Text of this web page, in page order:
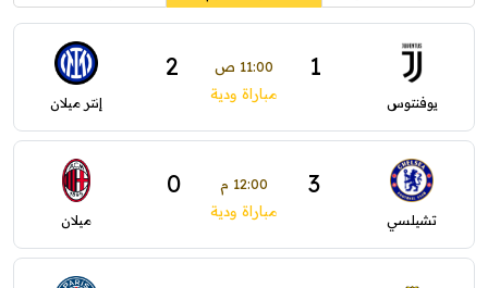
يوفنتوس
1 11:00 ص 2
مباراة ودية إنتر ميلان
تشيلسي
3 12:00 م 0
مباراة ودية ميلان